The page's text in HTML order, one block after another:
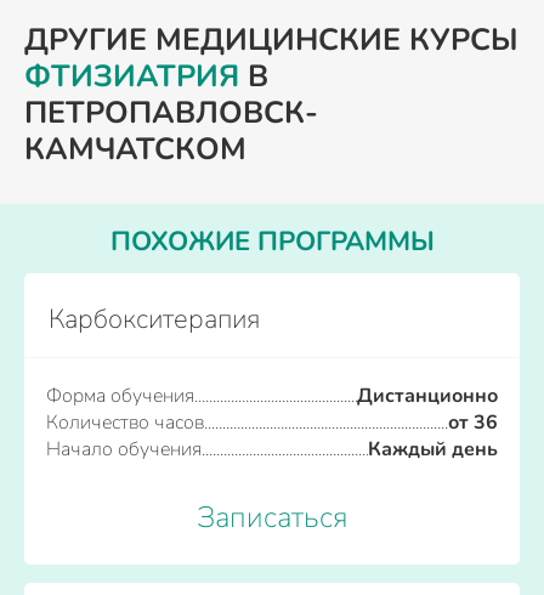
ДРУГИЕ МЕДИЦИНСКИЕ КУРСЫ
ФТИЗИАТРИЯ В
ПЕТРОПАВЛОВСК-
КАМЧАТСКОМ
ПОХОЖИЕ ПРОГРАММЫ
Карбокситерапия
Форма обучения
Дистанционно
Количество часов
от 36
Начало обучения
Каждый день
Записаться